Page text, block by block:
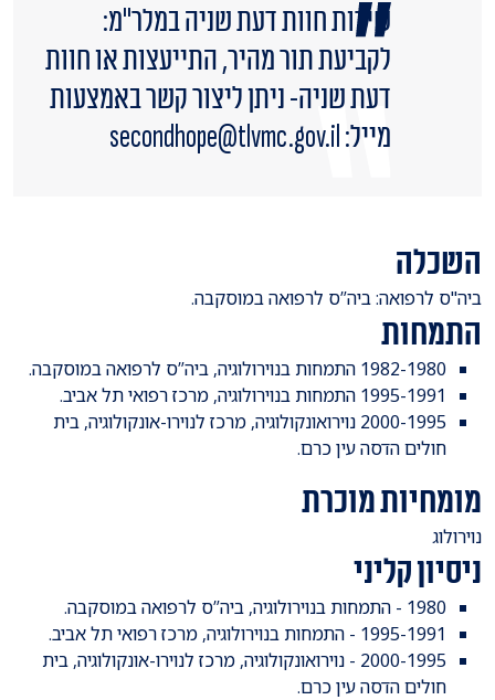
שירות חוות דעת שניה במלר"מ:
לקביעת תור מהיר, התייעצות או חוות
דעת שניה- ניתן ליצור קשר באמצעות
מייל: secondhope@tlvmc.gov.il
השכלה
ביה"ס לרפואה: ביה”ס לרפואה במוסקבה.
התמחות
1982-1980 התמחות בנוירולוגיה, ביה”ס לרפואה במוסקבה.
1995-1991 התמחות בנוירולוגיה, מרכז רפואי תל אביב.
2000-1995 נוירואונקולוגיה, מרכז לנוירו-אונקולוגיה, בית
חולים הדסה עין כרם.
מומחיות מוכרת
נוירולוג
ניסיון קליני
1980 - התמחות בנוירולוגיה, ביה”ס לרפואה במוסקבה.
1995-1991 - התמחות בנוירולוגיה, מרכז רפואי תל אביב.
2000-1995 - נוירואונקולוגיה, מרכז לנוירו-אונקולוגיה, בית
חולים הדסה עין כרם.